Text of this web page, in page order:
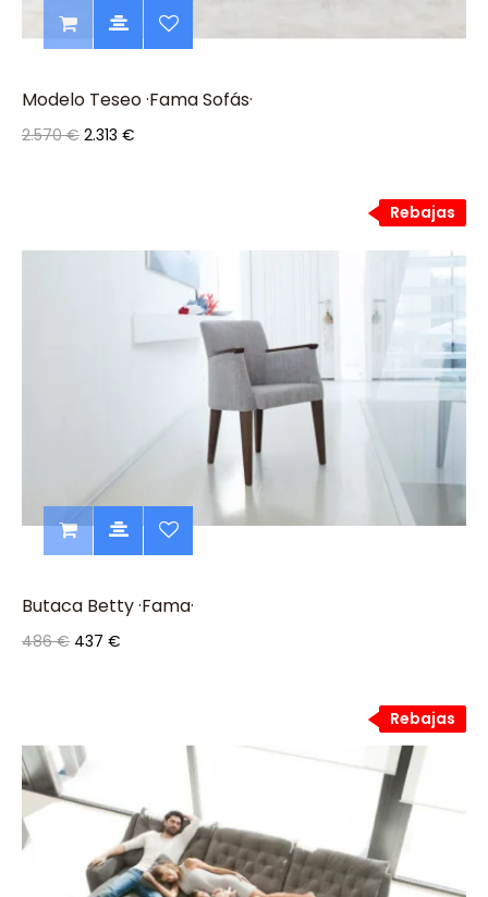
Modelo Teseo ·Fama Sofás·
2.570 € 2.313 €
Rebajas
Rebajas
Butaca Betty ·Fama·
486 € 437 €
Rebajas
Rebajas